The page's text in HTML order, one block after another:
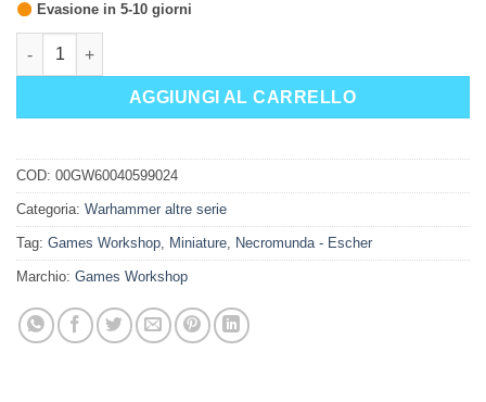
Evasione in 5-10 giorni
NECROMUNDA: HOUSE OF BLADES (ENGLISH) quantità
AGGIUNGI AL CARRELLO
COD: 00GW60040599024
Categoria: Warhammer altre serie
Tag: Games Workshop Miniature Necromunda - Escher
Marchio: Games Workshop